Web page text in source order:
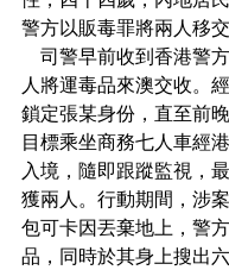
警方以販毒罪將兩人移交
司警早前收到香港警
人將運毒品來澳交收。
鎖定張某身份，直至前
目標乘坐商務七人車經
入境，隨即跟蹤監視，
獲兩人。行動期間，涉
包可卡因丟棄地上，警
品，同時於其身上搜出